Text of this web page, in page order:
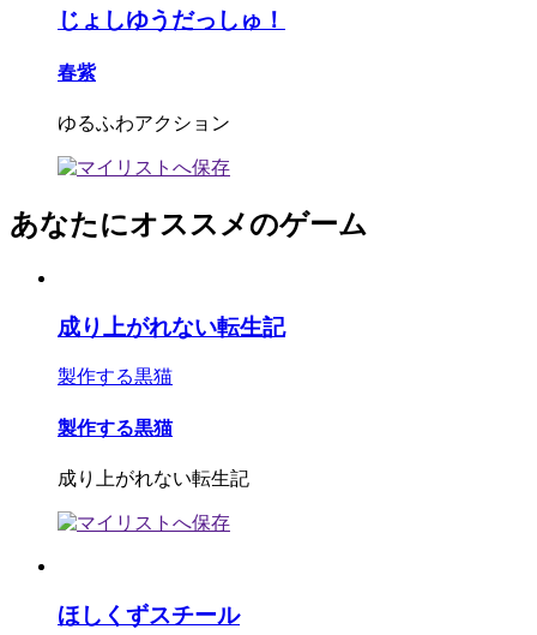
じょしゆうだっしゅ！
春紫
ゆるふわアクション
あなたにオススメのゲーム
成り上がれない転生記
製作する黒猫
製作する黒猫
成り上がれない転生記
ほしくずスチール